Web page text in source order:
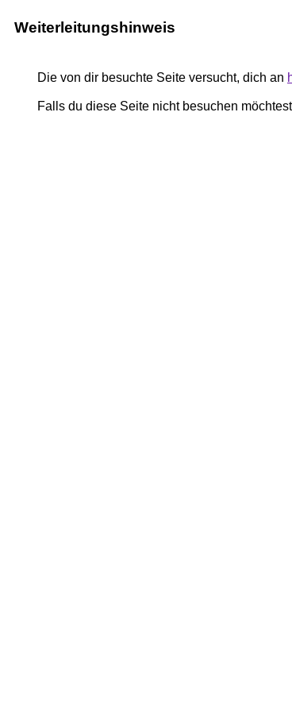
Weiterleitungshinweis
Die von dir besuchte Seite versucht, dich an
Falls du diese Seite nicht besuchen